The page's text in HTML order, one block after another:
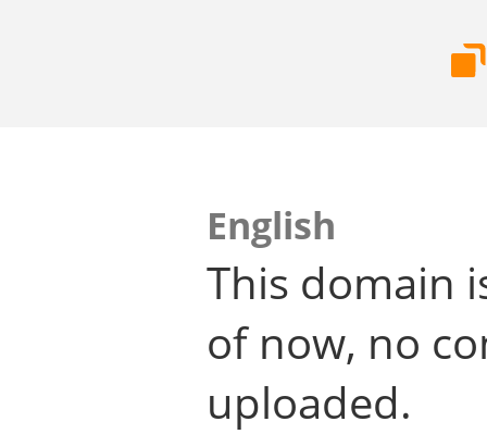
English
This domain
of now, no
uploaded.